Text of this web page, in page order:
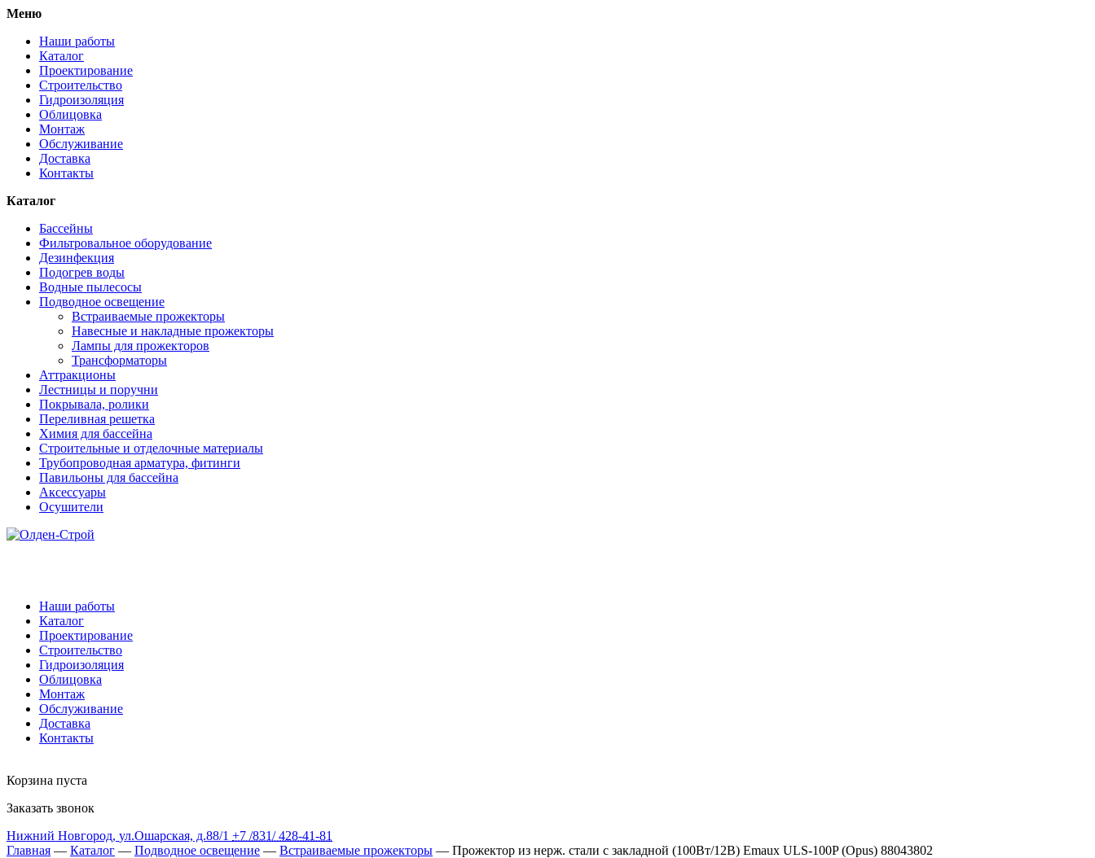
Меню
Наши работы
Каталог
Проектирование
Строительство
Гидроизоляция
Облицовка
Монтаж
Обслуживание
Доставка
Контакты
Каталог
Бассейны
Фильтровальное оборудование
Дезинфекция
Подогрев воды
Водные пылесосы
Подводное освещение
Встраиваемые прожекторы
Навесные и накладные прожекторы
Лампы для прожекторов
Трансформаторы
Аттракционы
Лестницы и поручни
Покрывала, ролики
Переливная решетка
Химия для бассейна
Строительные и отделочные материалы
Трубопроводная арматура, фитинги
Павильоны для бассейна
Аксессуары
Осушители
Наши работы
Каталог
Проектирование
Строительство
Гидроизоляция
Облицовка
Монтаж
Обслуживание
Доставка
Контакты
Корзина пуста
Заказать звонок
Нижний Новгород, ул.Ошарская, д.88/1 +7 /831/428-41-81
Главная — Каталог — Подводное освещение — Встраиваемые прожекторы — Прожектор из нерж. стали с закладной (100Вт/12В) Emaux ULS-100P (Opus) 88043802